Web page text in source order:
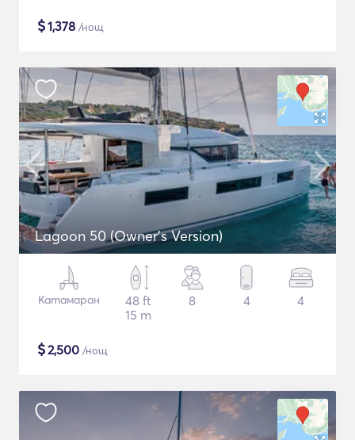
$1,378 /нощ
Lagoon 50 (Owner's Version)
Катамаран
48 ft
15 m
8 4 4
$2,500 /нощ